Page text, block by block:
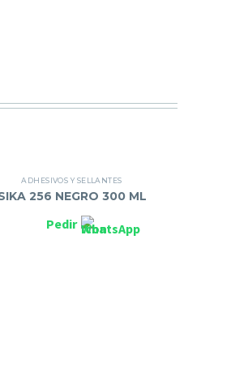
ADHESIVOS Y SELLANTES
256 NEGRO 300 ML
Pedir